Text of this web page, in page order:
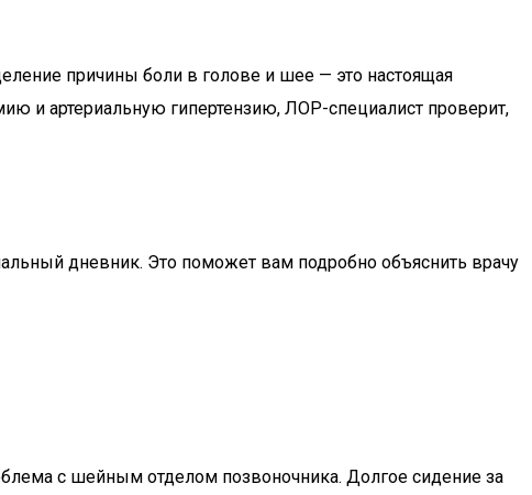
причины боли в голове и шее — это настоящая
и артериальную гипертензию, ЛОР-специалист проверит,
дневник. Это поможет вам подробно объяснить врачу
с шейным отделом позвоночника. Долгое сидение за